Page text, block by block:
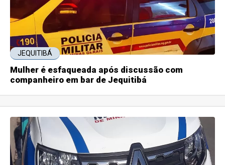
JEQUITIBÁ
Mulher é esfaqueada após discussão com
companheiro em bar de Jequitibá